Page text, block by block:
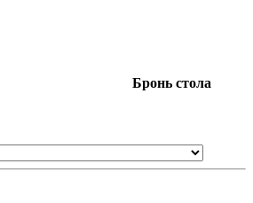
Бронь стола